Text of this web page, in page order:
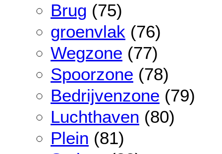
Brug (75)
groenvlak (76)
Wegzone (77)
Spoorzone (78)
Bedrijvenzone (79)
Luchthaven (80)
Plein (81)